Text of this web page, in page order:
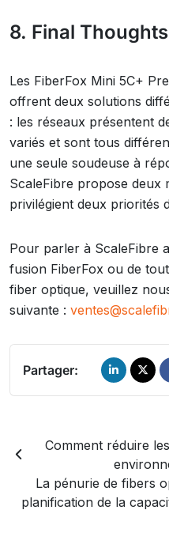
8. Final Thoughts
Les FiberFox Mini 5C+
offrent deux solutions
: les réseaux présentent
variés et sont tous
une seule soudeuse à
ScaleFibre propose deux
privilégient deux priorités
Pour parler à ScaleFibre
fusion FiberFox ou de
fiber optique, veuillez
suivante :
Partager:
Comment réduire
La pénurie de fibers
planification de la